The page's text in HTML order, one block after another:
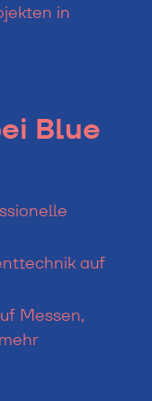
in
Blue
auf
Messen,